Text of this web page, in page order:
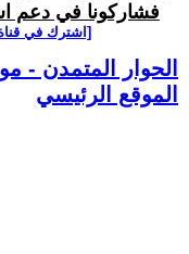
فشاركونا في دعم
[اشترك في
الحوار المتمدن -
الموقع الرئيسي